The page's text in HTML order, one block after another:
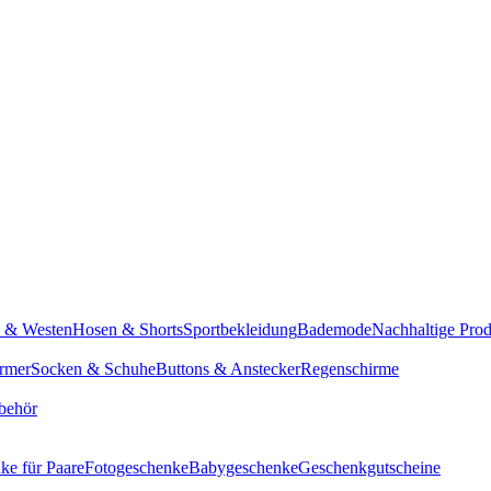
& WestenHosen & ShortsSportbekleidungBademodeNachhaltige
Socken & SchuheButtons & AnsteckerRegenschirme
für PaareFotogeschenkeBabygeschenkeGeschenkgutscheine